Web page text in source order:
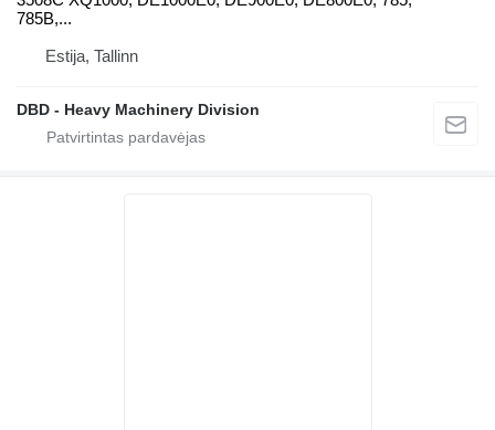
785B,...
Estija, Tallinn
DBD - Heavy Machinery Division